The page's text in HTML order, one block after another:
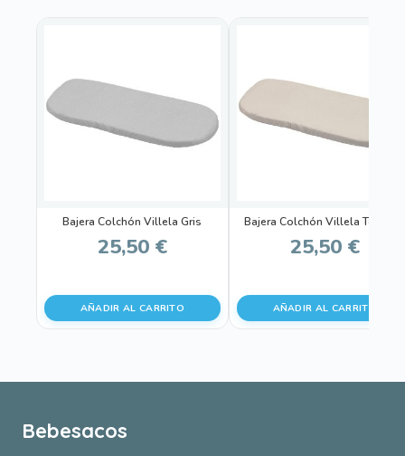
Bajera Colchón Villela Gris
25,50 €
AÑADIR AL CARRITO
Bajera Colchón Villela Tostado
25,50 €
AÑADIR AL CARRITO
Bebesacos